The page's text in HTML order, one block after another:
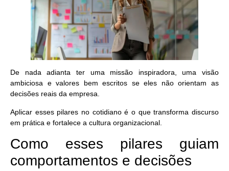
De nada adianta ter uma missão inspiradora, uma visão
ambiciosa e valores bem escritos se eles não orientam as
decisões reais da empresa.
Aplicar esses pilares no cotidiano é o que transforma discurso
em prática e fortalece a cultura organizacional.
Como esses pilares guiam
comportamentos e decisões